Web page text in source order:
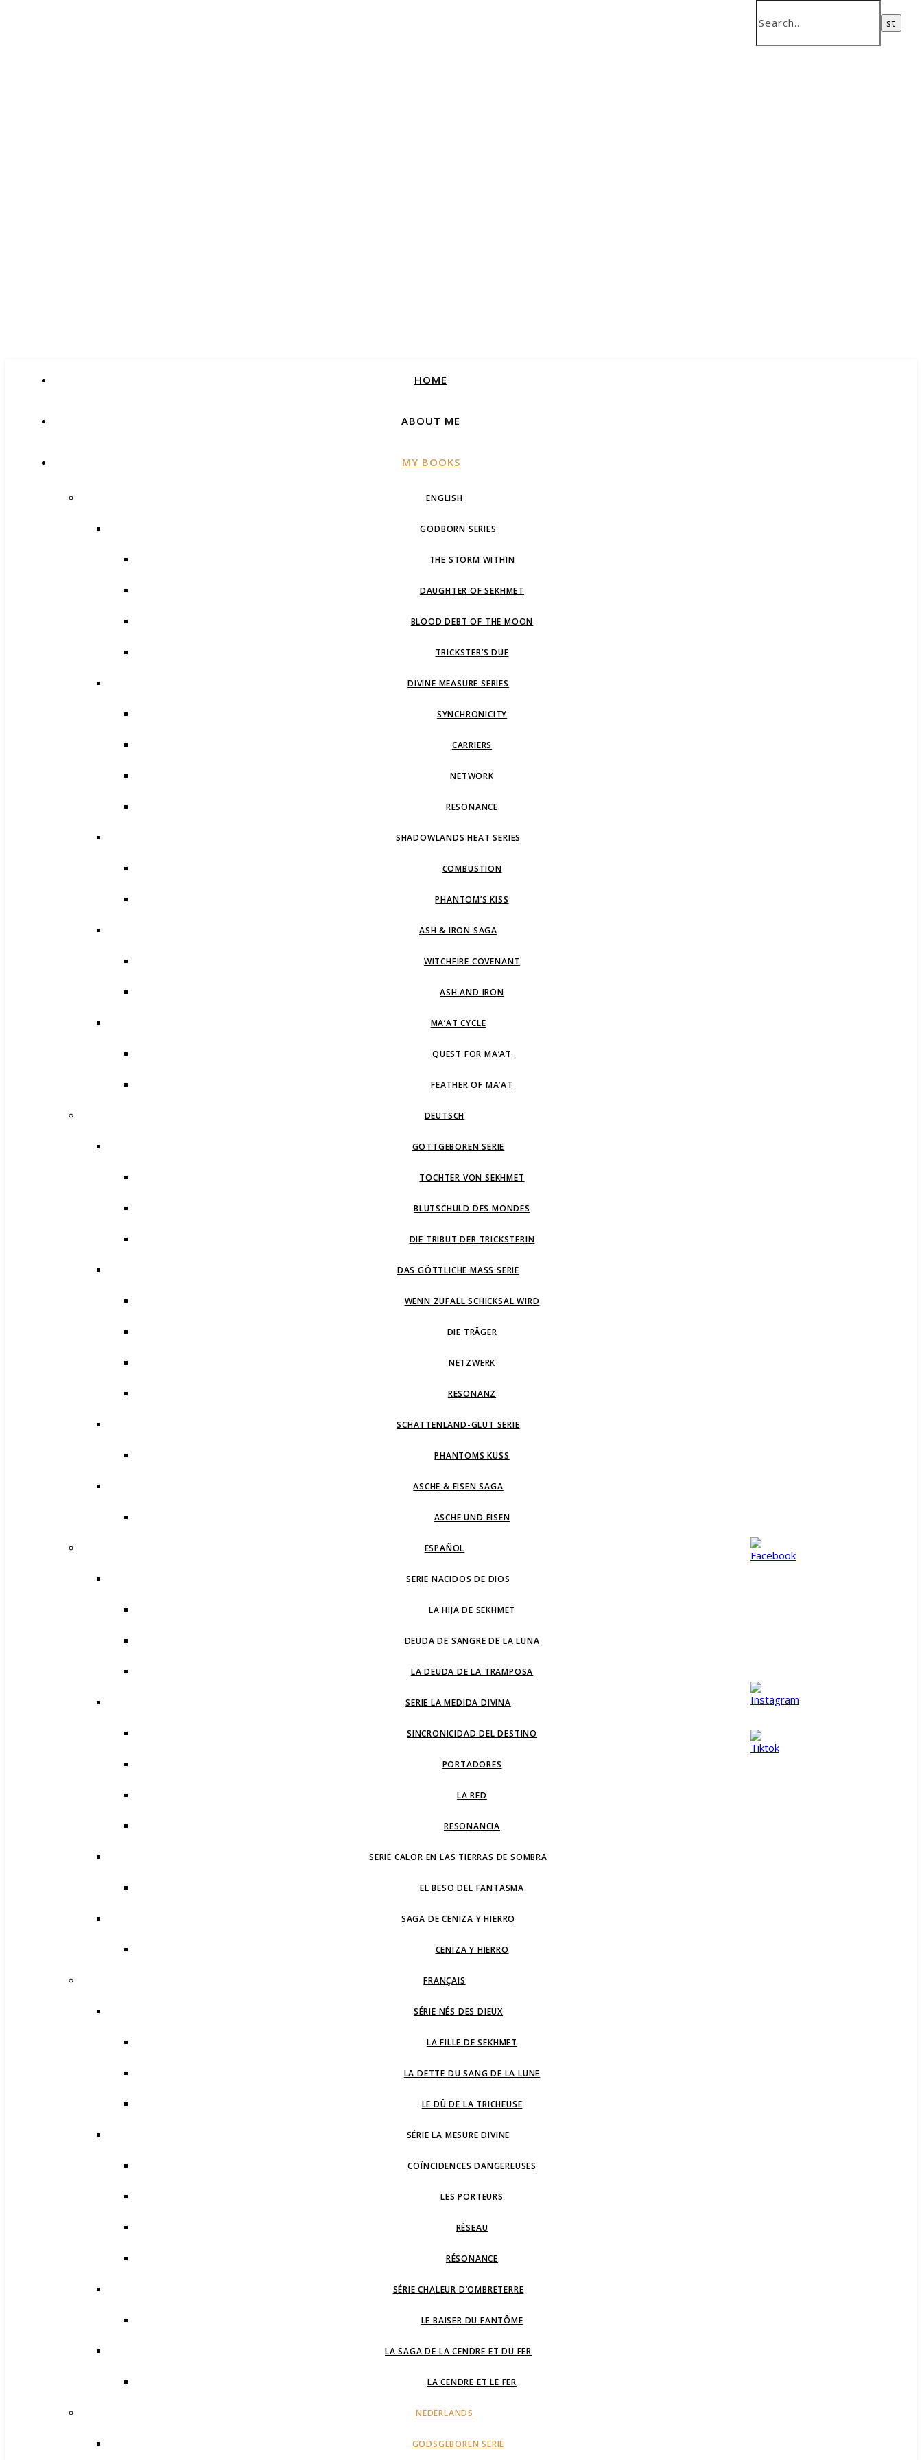
HOME
ABOUT ME
MY BOOKS
ENGLISH
GODBORN SERIES
THE STORM WITHIN
DAUGHTER OF SEKHMET
BLOOD DEBT OF THE MOON
TRICKSTER’S DUE
DIVINE MEASURE SERIES
SYNCHRONICITY
CARRIERS
NETWORK
RESONANCE
SHADOWLANDS HEAT SERIES
COMBUSTION
PHANTOM’S KISS
ASH & IRON SAGA
WITCHFIRE COVENANT
ASH AND IRON
MA’AT CYCLE
QUEST FOR MA’AT
FEATHER OF MA’AT
DEUTSCH
GOTTGEBOREN SERIE
TOCHTER VON SEKHMET
BLUTSCHULD DES MONDES
DIE TRIBUT DER TRICKSTERIN
DAS GÖTTLICHE MASS SERIE
WENN ZUFALL SCHICKSAL WIRD
DIE TRÄGER
NETZWERK
RESONANZ
SCHATTENLAND-GLUT SERIE
PHANTOMS KUSS
ASCHE & EISEN SAGA
ASCHE UND EISEN
ESPAÑOL
SERIE NACIDOS DE DIOS
LA HIJA DE SEKHMET
DEUDA DE SANGRE DE LA LUNA
LA DEUDA DE LA TRAMPOSA
SERIE LA MEDIDA DIVINA
SINCRONICIDAD DEL DESTINO
PORTADORES
LA RED
RESONANCIA
SERIE CALOR EN LAS TIERRAS DE SOMBRA
EL BESO DEL FANTASMA
SAGA DE CENIZA Y HIERRO
CENIZA Y HIERRO
FRANÇAIS
SÉRIE NÉS DES DIEUX
LA FILLE DE SEKHMET
LA DETTE DU SANG DE LA LUNE
LE DÛ DE LA TRICHEUSE
SÉRIE LA MESURE DIVINE
COÏNCIDENCES DANGEREUSES
LES PORTEURS
RÉSEAU
RÉSONANCE
SÉRIE CHALEUR D’OMBRETERRE
LE BAISER DU FANTÔME
LA SAGA DE LA CENDRE ET DU FER
LA CENDRE ET LE FER
NEDERLANDS
GODSGEBOREN SERIE